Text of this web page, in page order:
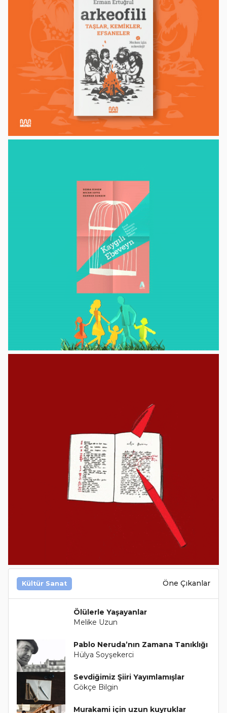
Kültür Sanat Öne Çıkanlar
Ölülerle Yaşayanlar
Melike Uzun
Pablo Neruda’nın Zamana Tanıklığı
Hülya Soyşekerci
Sevdiğimiz Şiiri Yayımlamışlar
Gökçe Bilgin
Murakami için uzun kuyruklar